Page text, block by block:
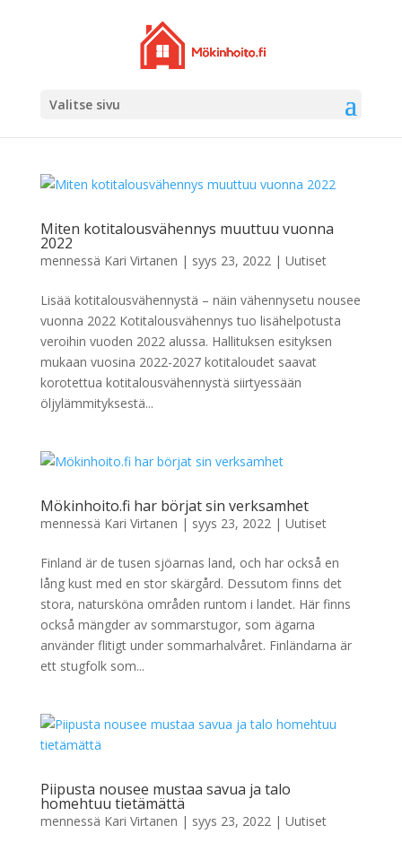
Valitse sivu
Miten kotitalousvähennys muuttuu vuonna
2022
mennessä Kari Virtanen | syys 23, 2022| Uutiset
Lisää kotitalousvähennystä – näin vähennysetu nousee
vuonna 2022 Kotitalousvähennys tuo lisähelpotusta
veroihin vuoden 2022 alussa. Hallituksen esityksen
mukaan vuosina 2022-2027 kotitaloudet saavat
korotettua kotitalousvähennystä siirtyessään
öljylämmityksestä...
Mökinhoito.fi har börjat sin verksamhet
mennessä Kari Virtanen | syys 23, 2022| Uutiset
Finland är de tusen sjöarnas land, och har också en
lång kust med en stor skärgård. Dessutom finns det
stora, natursköna områden runtom i landet. Här finns
också mängder av sommarstugor, som ägarna
använder flitigt under sommarhalvåret. Finländarna är
ett stugfolk som...
Piipusta nousee mustaa savua ja talo
homehtuu tietämättä
mennessä Kari Virtanen | syys 23, 2022| Uutiset